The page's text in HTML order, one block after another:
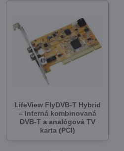
LifeView FlyDVB-T Hybrid
– Interná kombinovaná
DVB-T a analógová TV
karta (PCI)